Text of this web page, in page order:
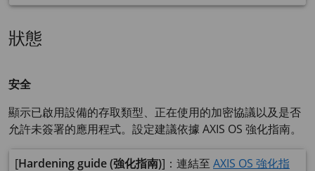
狀態
安全
顯示已啟用設備的存取類型、正在使用的加密協議以及是否
允許未簽署的應用程式。設定建議依據 AXIS OS 強化指南。
[Hardening guide (強化指南)]：連結至AXIS OS 強化指